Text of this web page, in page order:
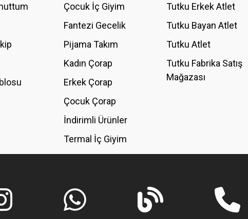
Çocuk İç Giyim
Fantezi Gecelik
Pijama Takım
Kadın Çorap
Erkek Çorap
Çocuk Çorap
İndirimli Ürünler
Termal İç Giyim
Tutku Erkek Atlet
Tutku Bayan Atlet
Tutku Atlet
Tutku Fabrika Satış
Mağazası